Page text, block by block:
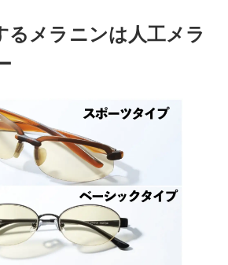
るメラニンは人工メラ